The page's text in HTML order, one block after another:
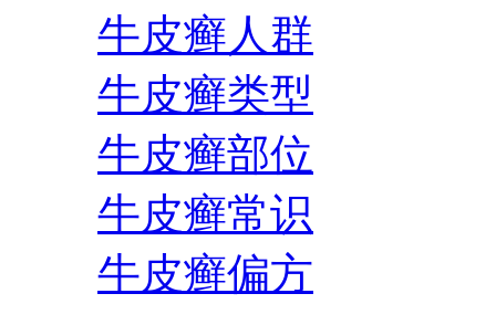
牛皮癣人群
牛皮癣类型
牛皮癣部位
牛皮癣常识
牛皮癣偏方